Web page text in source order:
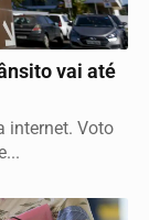
vai até
internet. Voto